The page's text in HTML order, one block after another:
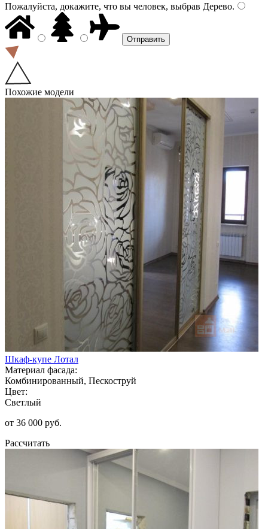
Пожалуйста, докажите, что вы человек, выбрав Дерево.
Похожие модели
Шкаф-купе Лотал
Материал фасада:
Комбинированный, Пескоструй
Цвет:
Светлый
от 36 000 руб.
Рассчитать